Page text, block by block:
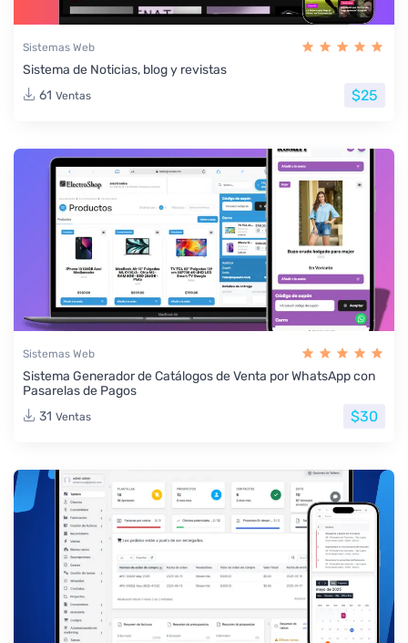
Sistemas Web
Sistema de Noticias, blog y revistas
61 Ventas $25
Sistemas Web
Sistema Generador de Catálogos de Venta por WhatsApp con
Pasarelas de Pagos
31 Ventas $30